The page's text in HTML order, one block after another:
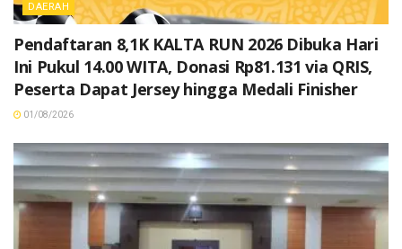
DAERAH
Pendaftaran 8,1K KALTA RUN 2026 Dibuka Hari
Ini Pukul 14.00 WITA, Donasi Rp81.131 via QRIS,
Peserta Dapat Jersey hingga Medali Finisher
01/08/2026